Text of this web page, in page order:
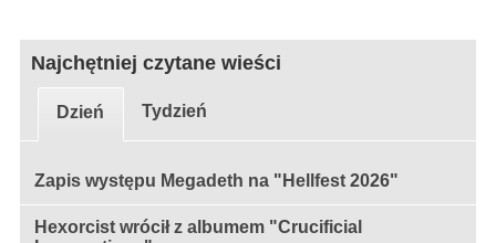
Najchętniej czytane wieści
Dzień Tydzień
Zapis występu Megadeth na "Hellfest 2026"
Hexorcist wrócił z albumem "Crucificial